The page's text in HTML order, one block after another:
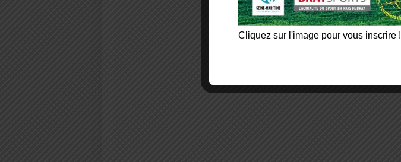
Cliquez sur l'image pour vous inscrire !